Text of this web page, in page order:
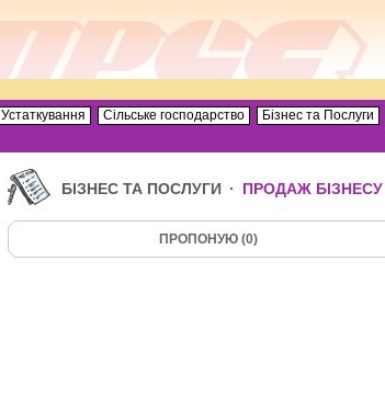
Устаткування Сільське господарство Бізнес та Послуги
БІЗНЕС ТА ПОСЛУГИ · ПРОДАЖ БІЗНЕСУ
ПРОПОНУЮ (0)